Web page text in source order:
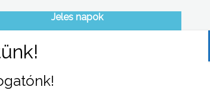
Jeles napok